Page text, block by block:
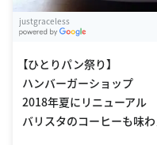
justgraceless
【ひとりパン祭り】
ハンバーガーショップ
2018年夏にリニューアル
バリスタのコーヒーも味